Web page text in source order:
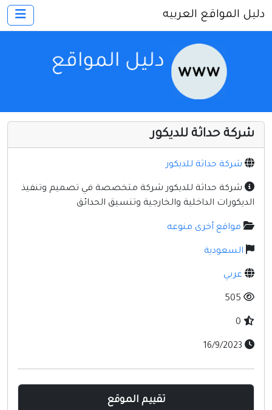
اتصل بنا
أخرى ومنوعه
إنترنت وشبكات
الأسرة والترفيه
كمبيوتر وبرامج
دليل المواقع العربيه
شركة حداثة للديكور
شركة حداثة للديكور
شركة حداثة للديكور شركة متخصصة في تصميم وتنفيذ
الديكورات الداخلية والخارجية وتنسيق الحدائق
مواقع أخرى منوعه
السعودية
عربي
تقييم الموقع